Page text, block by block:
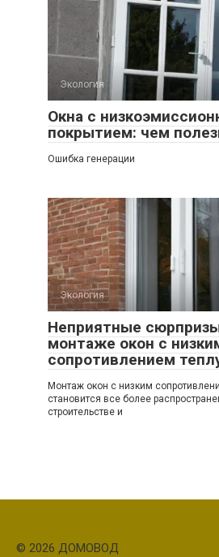
Экология
Окна с
покрытием: чем
Ошибка генерации
Экология
Неприятные
монтаже окон с
сопротивлением
Монтаж окон с низким
становится все более
строительстве и
© 2026 ДОМОВОД